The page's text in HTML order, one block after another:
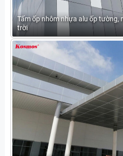
Tấm ốp nhôm nhựa alu ốp tường,
trời